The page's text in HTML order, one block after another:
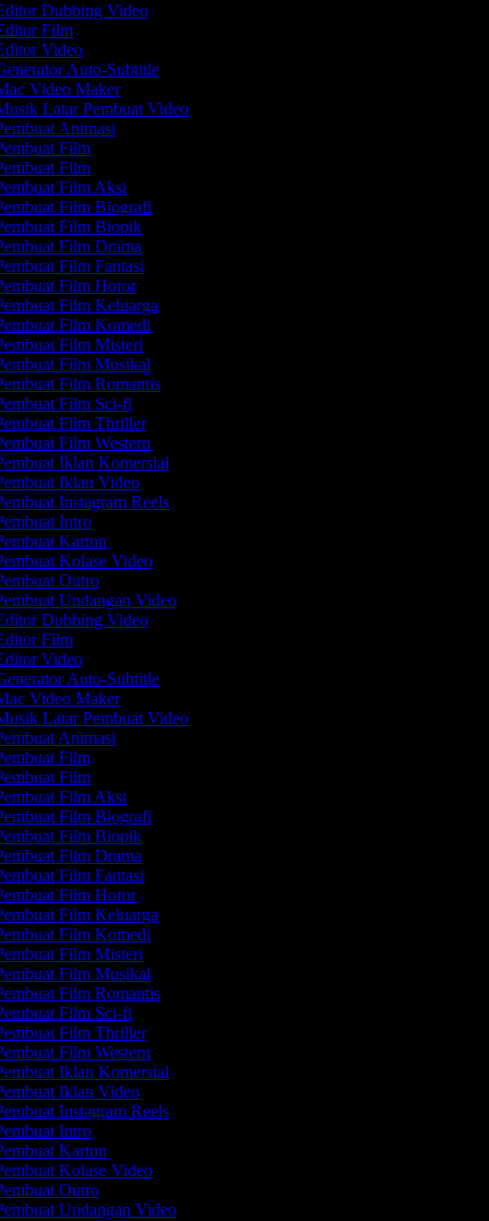
Dubbing Video
Film
Video
Auto-Subtitle
Video Maker
Latar Pembuat Video
Animasi
Film
Film
Film Aksi
Film Biografi
Film Biopik
Film Drama
Film Fantasi
Film Horor
Film Keluarga
Film Komedi
Film Misteri
Film Musikal
Film Romantis
Film Sci-fi
Film Thriller
Film Western
Iklan Komersial
Iklan Video
Instagram Reels
Intro
Kartun
Kolase Video
Outro
Undangan Video
Dubbing Video
Film
Video
Auto-Subtitle
Video Maker
Latar Pembuat Video
Animasi
Film
Film
Film Aksi
Film Biografi
Film Biopik
Film Drama
Film Fantasi
Film Horor
Film Keluarga
Film Komedi
Film Misteri
Film Musikal
Film Romantis
Film Sci-fi
Film Thriller
Film Western
Iklan Komersial
Iklan Video
Instagram Reels
Intro
Kartun
Kolase Video
Outro
Undangan Video